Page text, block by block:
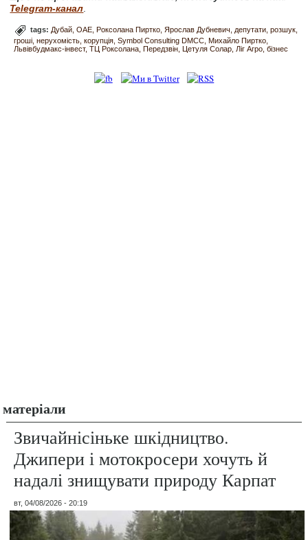
Telegram-канал
tags: Дубай ОАЕ Роксолана Пиртко Ярослав Дубневич депутати розшук
гроші нерухомість корупція Symbol Consulting DMCC Михайло Пиртко
Львівбудмакс-інвест ТЦ Роксолана Передзвін Цетуля Солар Ліг Агро бізнес
матеріали
Звичайнісіньке шкідництво.
Джипери і мотокросери хочуть й
надалі знищувати природу Карпат
вт, 04/08/2026 - 20:19